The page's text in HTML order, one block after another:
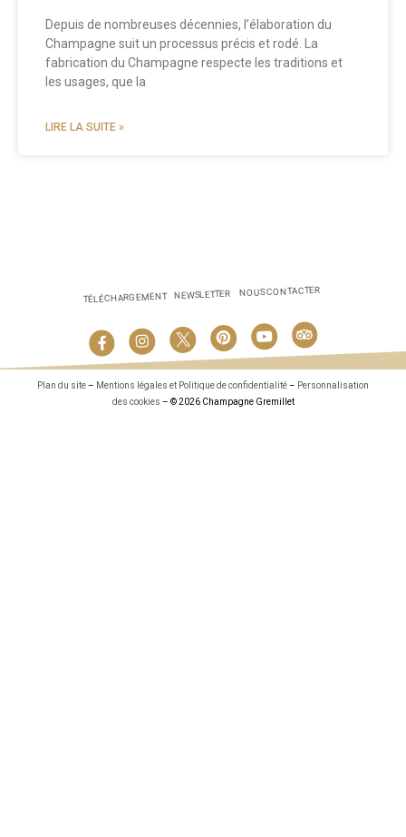
Depuis de nombreuses décennies, l’élaboration du
Champagne suit un processus précis et rodé. La
fabrication du Champagne respecte les traditions et
les usages, que la
LIRE LA SUITE »
TÉLÉCHARGEMENT NEWSLETTER NOUS CONTACTER
Plan du site– Mentions légales et Politique de confidentialité– Personnalisation
des cookies – © 2026 Champagne Gremillet